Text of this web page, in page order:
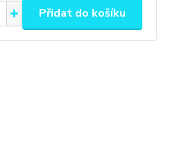
Přidat do košíku